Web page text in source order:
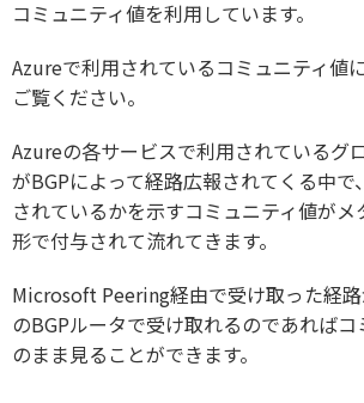
コミュニティ値を利用しています。
Azureで利用されているコミュニティ値
ご覧ください。
Azureの各サービスで利用されているグ
がBGPによって経路広報されてくる中で
されているかを示すコミュニティ値が
形で付与されて流れてきます。
Microsoft Peering経由で受け取った経
のBGPルータで受け取れるのであれば
のまま見ることができます。